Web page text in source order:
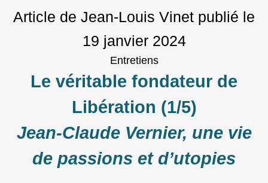
Article de Jean-Louis Vinet publié le
19 janvier 2024
Entretiens
Le véritable fondateur de
Libération (1/5)
Jean-Claude Vernier, une vie
de passions et d’utopies